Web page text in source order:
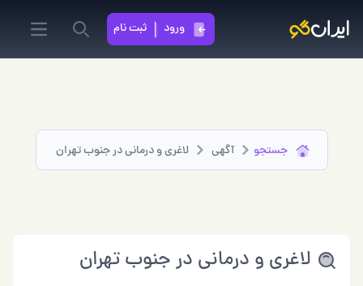
ورود
ثبت نام
menu
جستجو آگهی لاغری و درمانی در جنوب تهران
لاغری و درمانی در جنوب تهران